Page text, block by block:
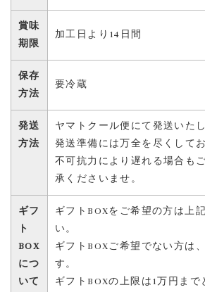
賞味
期限
加工日より14日間
保存
方法
要冷蔵
発送
方法
ヤマトクール便にて発送いたし
発送準備には万全を尽くして
不可抗力により遅れる場合も
承くださいませ。
ギフ
ト
BOX
につ
いて
ギフトBOXをご希望の方は上
い。
ギフトBOXご希望でない方は
す。
ギフトBOXの上限は1万円まで